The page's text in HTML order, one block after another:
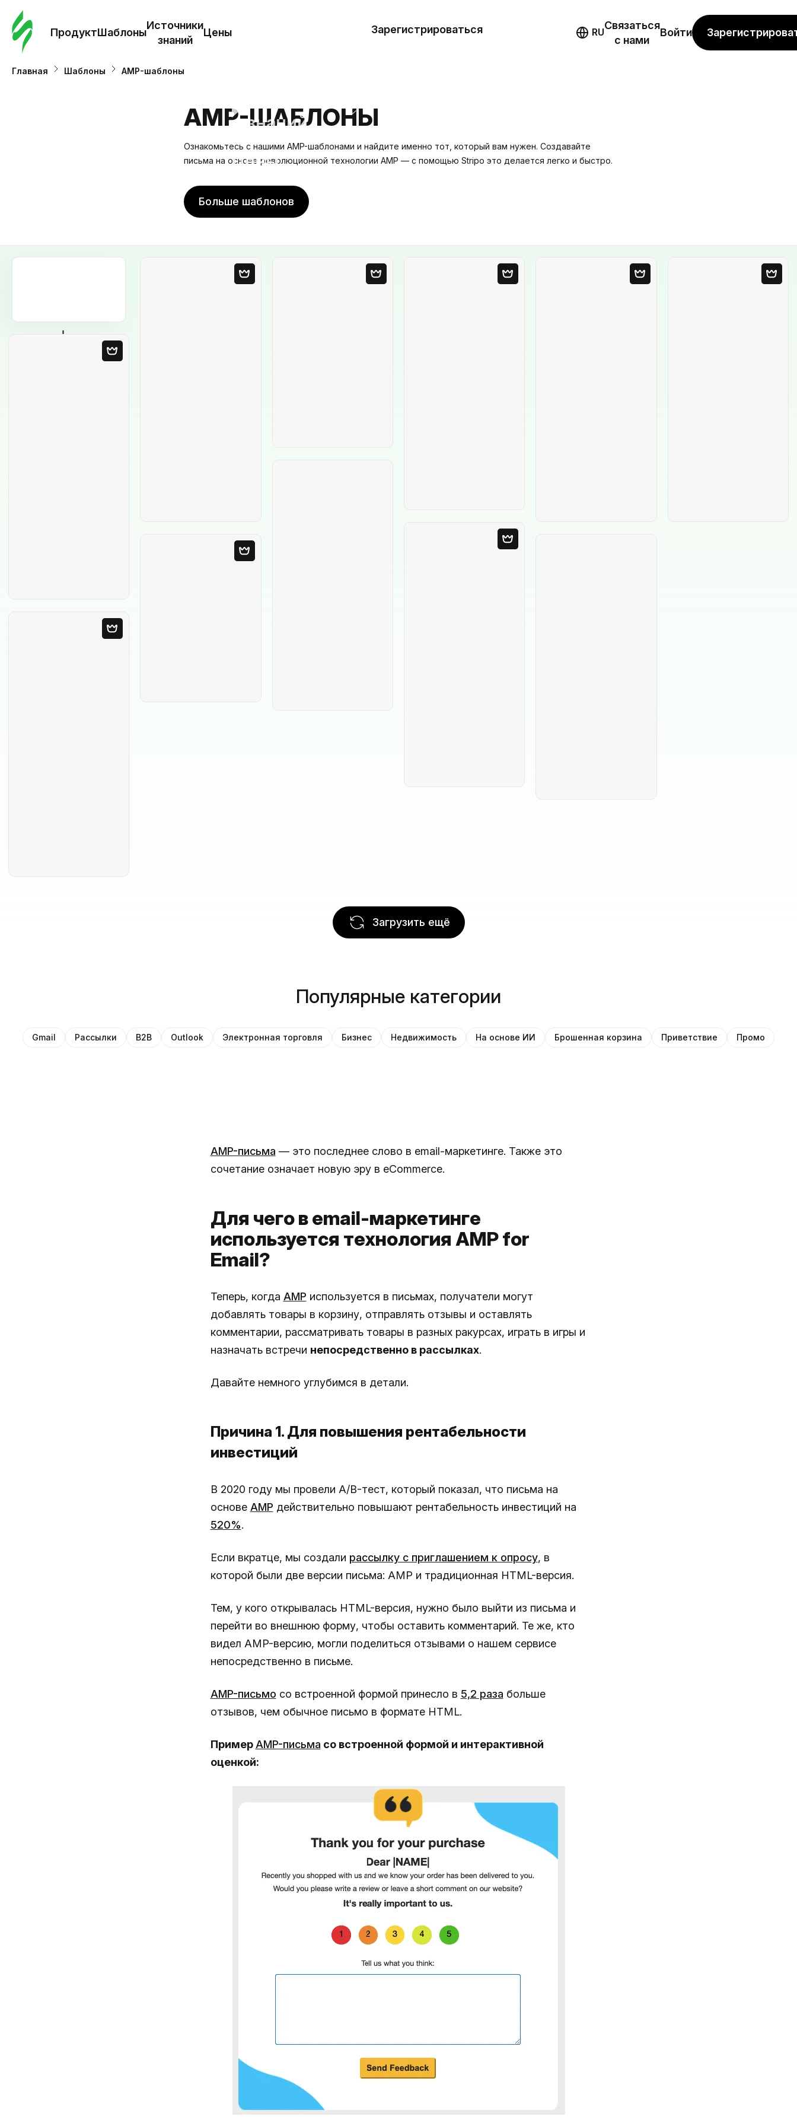
ПродуктШаблоны
Источники
знаний
Цены
знаний
Цены
Зарегистрироваться RU
Связаться
с нами
Войти
Главная Шаблоны AMP-шаблоны
AMP-ШАБЛОНЫ
Ознакомьтесь с нашими AMP-шаблонами и найдите именно тот, который вам нужен. Создавайте
письма на основе революционной технологии AMP — с помощью Stripo это делается легко и быстро.
Больше шаблонов
Загрузить ещё
Популярные категории
Gmail Рассылки B2B Outlook Электронная торговля Бизнес Недвижимость На основе ИИ Брошенная корзина Приветствие Промо
AMP-письма — это последнее слово в email-маркетинге. Также это
сочетание означает новую эру в eCommerce.
Для чего в email-маркетинге
используется технология AMP for
Email?
Теперь, когда AMP используется в письмах, получатели могут
добавлять товары в корзину, отправлять отзывы и оставлять
комментарии, рассматривать товары в разных ракурсах, играть в игры и
назначать встречи непосредственно в рассылках.
Давайте немного углубимся в детали.
Причина 1. Для повышения рентабельности
инвестиций
В 2020 году мы провели A/B-тест, который показал, что письма на
основе AMP действительно повышают рентабельность инвестиций на
520%.
Если вкратце, мы создали рассылку с приглашением к опросу, в
которой были две версии письма: AMP и традиционная HTML-версия.
Тем, у кого открывалась HTML-версия, нужно было выйти из письма и
перейти во внешнюю форму, чтобы оставить комментарий. Те же, кто
видел AMP-версию, могли поделиться отзывами о нашем сервисе
непосредственно в письме.
AMP-письмо со встроенной формой принесло в 5,2 раза больше
отзывов, чем обычное письмо в формате HTML.
Пример AMP-письма со встроенной формой и интерактивной
оценкой: